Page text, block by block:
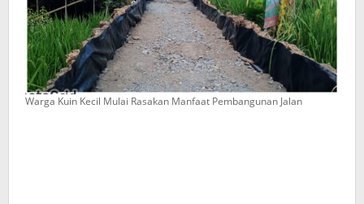
Warga Kuin Kecil Mulai Rasakan Manfaat Pembangunan Jalan